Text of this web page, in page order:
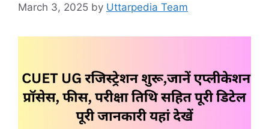
March 3, 2025 by Uttarpedia Team